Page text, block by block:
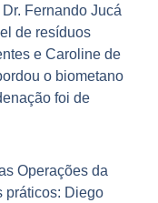
Fernando Jucá
de resíduos
e Caroline de
o biometano
foi de
Operações da
práticos: Diego